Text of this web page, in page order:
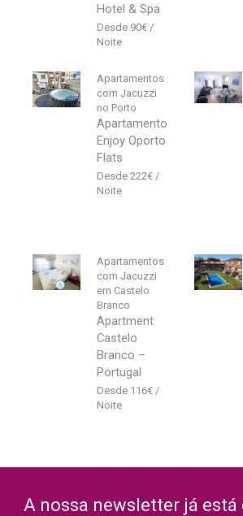
Hotel & Spa
90€
Apartamentos
com Jacuzzi
no Porto
Apartamento
Enjoy Oporto
Flats
222€
Apartamentos
com Jacuzzi
em Castelo
Branco
Apartment
Castelo
Branco –
Portugal
116€
A nossa newsletter já está